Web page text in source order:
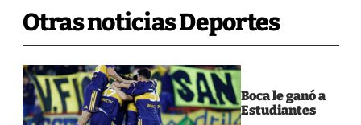
Otras noticias Deportes
Boca le ganó a
Estudiantes